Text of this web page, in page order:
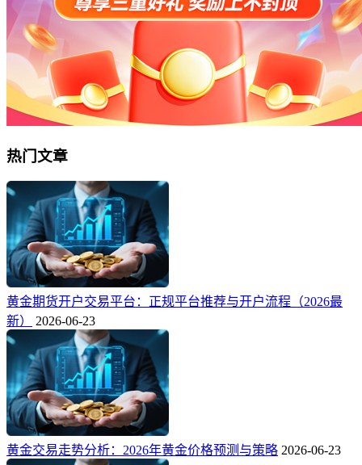
热门文章
黄金期货开户交易平台：正规平台推荐与开户流程（2026最
新）
2026-06-23
黄金交易走势分析：2026年黄金价格预测与策略 2026-06-23